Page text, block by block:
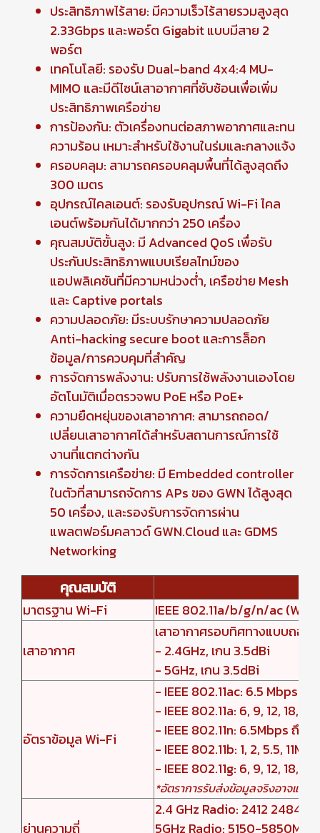
ประสิทธิภาพไร้สาย: มีความเร็วไร้สายรวมสูงสุด
2.33Gbps และพอร์ต Gigabit แบบมีสาย 2
พอร์ต
เทคโนโลยี: รองรับ Dual-band 4x4:4 MU-
MIMO และมีดีไซน์เสาอากาศที่ซับซ้อนเพื่อเพิ่ม
ประสิทธิภาพเครือข่าย
การป้องกัน: ตัวเครื่องทนต่อสภาพอากาศและทน
ความร้อน เหมาะสำหรับใช้งานในร่มและกลางแจ้ง
ครอบคลุม: สามารถครอบคลุมพื้นที่ได้สูงสุดถึง
300 เมตร
อุปกรณ์ไคลเอนต์: รองรับอุปกรณ์ Wi-Fi ไคล
เอนต์พร้อมกันได้มากกว่า 250 เครื่อง
คุณสมบัติขั้นสูง: มี Advanced QoS เพื่อรับ
ประกันประสิทธิภาพแบบเรียลไทม์ของ
แอปพลิเคชันที่มีความหน่วงต่ำ, เครือข่าย Mesh
และ Captive portals
ความปลอดภัย: มีระบบรักษาความปลอดภัย
Anti-hacking secure boot และการล็อก
ข้อมูล/การควบคุมที่สำคัญ
การจัดการพลังงาน: ปรับการใช้พลังงานเองโดย
อัตโนมัติเมื่อตรวจพบ PoE หรือ PoE+
ความยืดหยุ่นของเสาอากาศ: สามารถถอด/
เปลี่ยนเสาอากาศได้สำหรับสถานการณ์การใช้
งานที่แตกต่างกัน
การจัดการเครือข่าย: มี Embedded controller
ในตัวที่สามารถจัดการ APs ของ GWN ได้สูงสุด
50 เครื่อง, และรองรับการจัดการผ่าน
แพลตฟอร์มคลาวด์ GWN.Cloud และ GDMS
Networking
คุณสมบัติ
มาตรฐาน Wi-Fi IEEE 802.11a/b/g/n/ac
เสาอากาศ
เสาอากาศรอบทิศทางแบบถอด
- 2.4GHz, เกน 3.5dBi
- 5GHz, เกน 3.5dBi
อัตราข้อมูล Wi-Fi
- IEEE 802.11ac: 6.5 Mbps ถึ
- IEEE 802.11a: 6, 9, 12, 18,
- IEEE 802.11n: 6.5Mbps ถึ
- IEEE 802.11b: 1, 2, 5.5,
- IEEE 802.11g: 6, 9, 12, 18,
*อัตราการรับส่งข้อมูลจริงอาจแตก
ย่านความถี่
2.4 GHz Radio: 2412 2484
5GHz Radio: 5150-